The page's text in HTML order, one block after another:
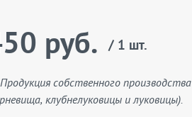
руб. / 1 шт.
собственного производства
клубнелуковицы и луковицы).